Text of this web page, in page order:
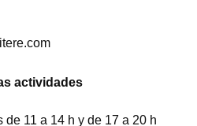
actividades
de 11 a 14 h y de 17 a 20 h